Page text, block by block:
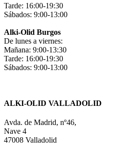
Tarde: 16:00-19:30
Sábados: 9:00-13:00
Alki-Olid Burgos
De lunes a viernes:
Mañana: 9:00-13:30
Tarde: 16:00-19:30
Sábados: 9:00-13:00
ALKI-OLID VALLADOLID
Avda. de Madrid, nº46,
Nave 4
47008 Valladolid